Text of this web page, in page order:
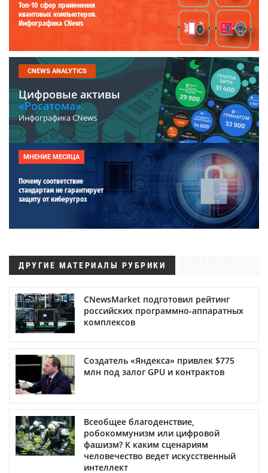
Топ-10 сфер применения
квантовых компьютеров.
Инфографика CNews
CNEWS ANALYTICS
Цифровые активы
«Росатома».
Инфографика CNews
МНЕНИЕ МЕСЯЦА
Почему соответствие
стандартам не гарантирует
защиту от киберугроз
ДРУГИЕ МАТЕРИАЛЫ РУБРИКИ
CNewsMarket подготовил рейтинг
российских программно-аппаратных
комплексов
Создатель «Яндекса» привлек $775
млн под залог GPU и контрактов
Всеобщее благоденствие,
робокоммунизм или цифровой
фашизм? К каким сценариям
человечество ведет искусственный
интеллект